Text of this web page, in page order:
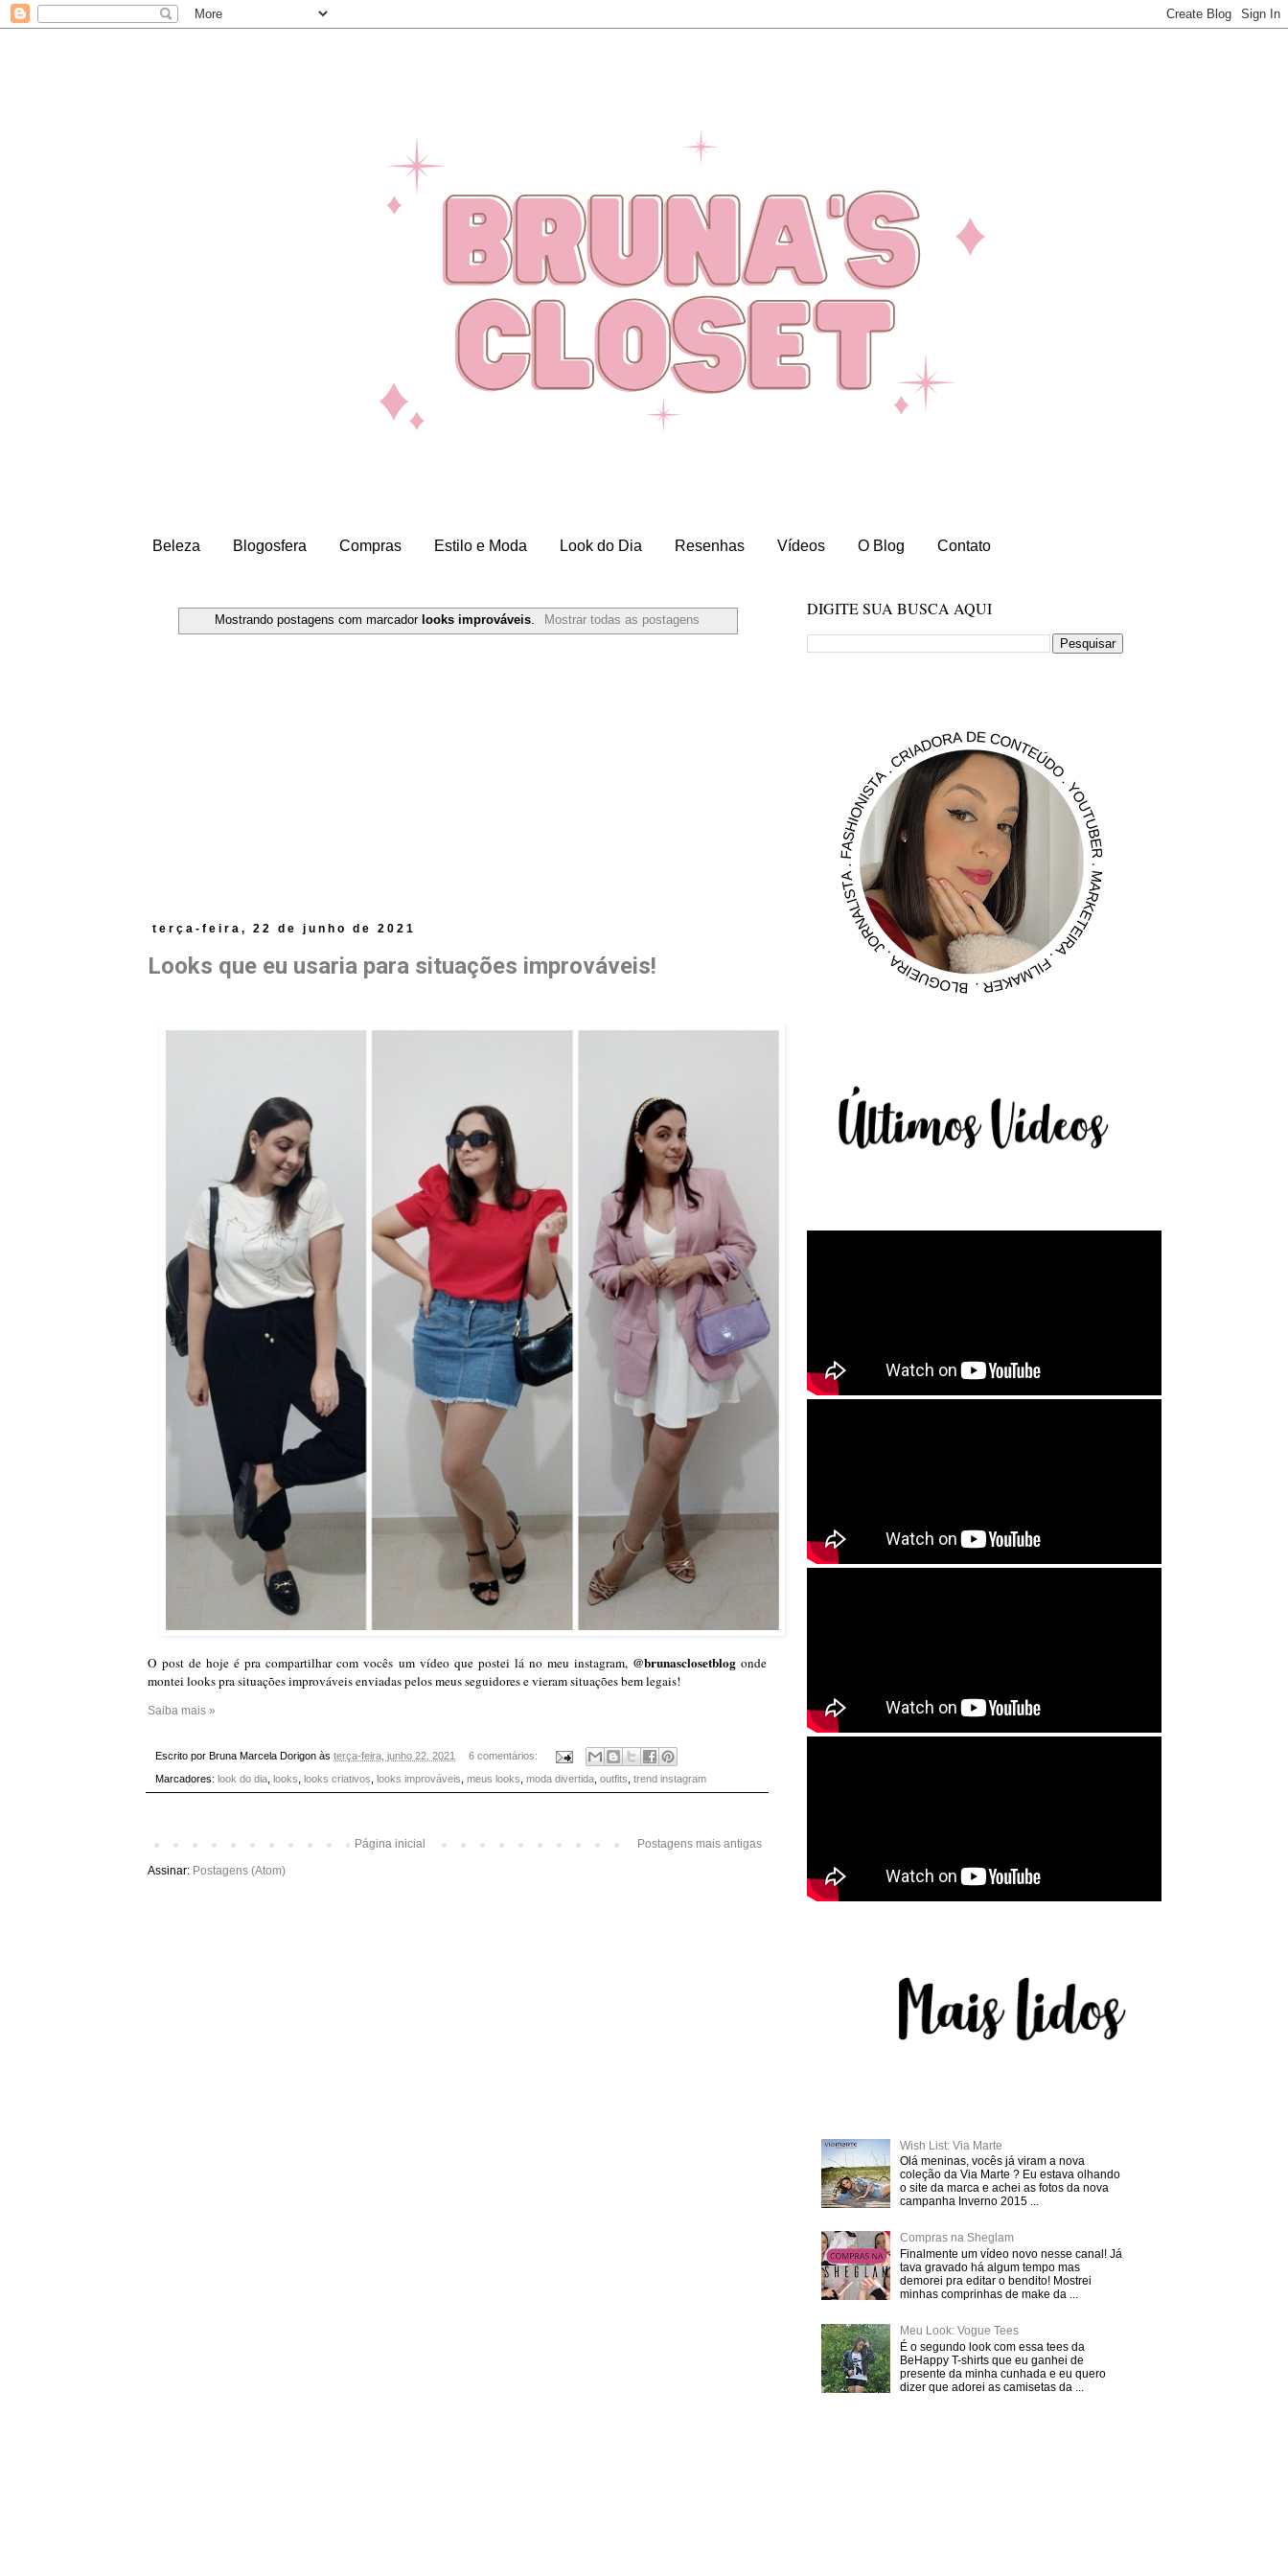
Beleza Blogosfera Compras Estilo e Moda Look do Dia Resenhas Vídeos O Blog Contato
Mostrando postagens com marcador looks improváveis. Mostrar todas as postagens
terça-feira, 22 de junho de 2021
Looks que eu usaria para situações improváveis!
O post de hoje é pra compartilhar com vocês um vídeo que postei lá no meu instagram, @brunasclosetblogonde
montei looks pra situações improváveis enviadas pelos meus seguidores e vieram situações bem legais!
Saiba mais »
Escrito por Bruna Marcela Dorigon às terça-feira, junho 22, 2021 6 comentários:
Marcadores: look do dia looks looks criativos looks improváveis meus looks moda divertida outfits trend instagram
Postagens mais antigas
Página inicial
Assinar: Postagens (Atom)
DIGITE SUA BUSCA AQUI
Wish List: Via Marte
Olá meninas, vocês já viram a nova
coleção da Via Marte ? Eu estava olhando
o site da marca e achei as fotos da nova
campanha Inverno 2015 ...
Compras na Sheglam
Finalmente um vídeo novo nesse canal! Já
tava gravado há algum tempo mas
demorei pra editar o bendito! Mostrei
minhas comprinhas de make da ...
Meu Look: Vogue Tees
É o segundo look com essa tees da
BeHappy T-shirts que eu ganhei de
presente da minha cunhada e eu quero
dizer que adorei as camisetas da ...